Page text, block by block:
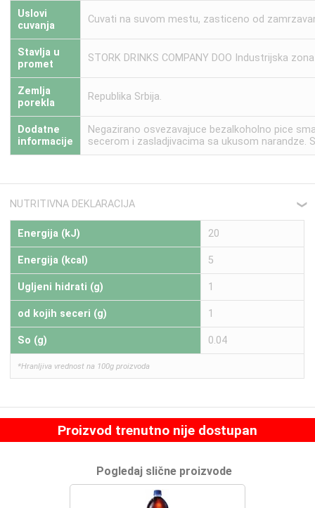
Uslovi
cuvanja
Cuvati na suvom mestu, zasticeno od
Stavlja u
promet
STORK DRINKS COMPANY DOO Industrijska
Zemlja
porekla
Republika Srbija.
Dodatne
informacije
Negazirano osvezavajuce bezalkoholno pice
secerom i zasladjivacima sa ukusom narandze.
NUTRITIVNA DEKLARACIJA ❮
Energija (kJ) 20
Energija (kcal) 5
Ugljeni hidrati (g) 1
od kojih seceri (g) 1
So (g) 0.04
*Hranljiva vrednost na 100g proizvoda
Proizvod trenutno nije dostupan
Pogledaj slične proizvode